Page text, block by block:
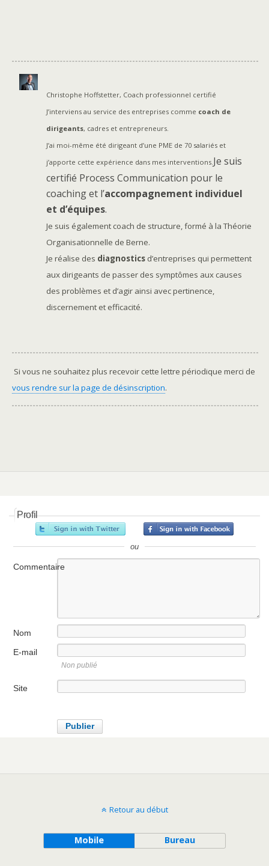
Christophe Hoffstetter, Coach professionnel certifié
J’interviens au service des entreprises comme coach de
dirigeants, cadres et entrepreneurs.
J’ai moi-même été dirigeant d’une PME de 70 salariés et
j’apporte cette expérience dans mes interventions. Je suis
certifié Process Communication pour le
coaching et l’accompagnement individuel
et d’équipes.
Je suis également coach de structure, formé à la Théorie
Organisationnelle de Berne.
Je réalise des diagnostics d’entreprises qui permettent
aux dirigeants de passer des symptômes aux causes
des problèmes et d’agir ainsi avec pertinence,
discernement et efficacité.
Si vous ne souhaitez plus recevoir cette lettre périodique merci de
vous rendre sur la page de désinscription.
Profil
ou
Commentaire
Nom
E-mail
Non publié
Site
Retour au début
Mobile Bureau